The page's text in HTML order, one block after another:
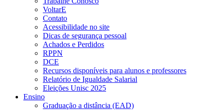
VoltarE
Contato
Acessibilidade no site
Dicas de segurança pessoal
Achados e Perdidos
RPPN
DCE
Recursos disponíveis para alunos e professores
Relatório de Igualdade Salarial
Eleições Unisc 2025
Ensino
Graduação a distância (EAD)